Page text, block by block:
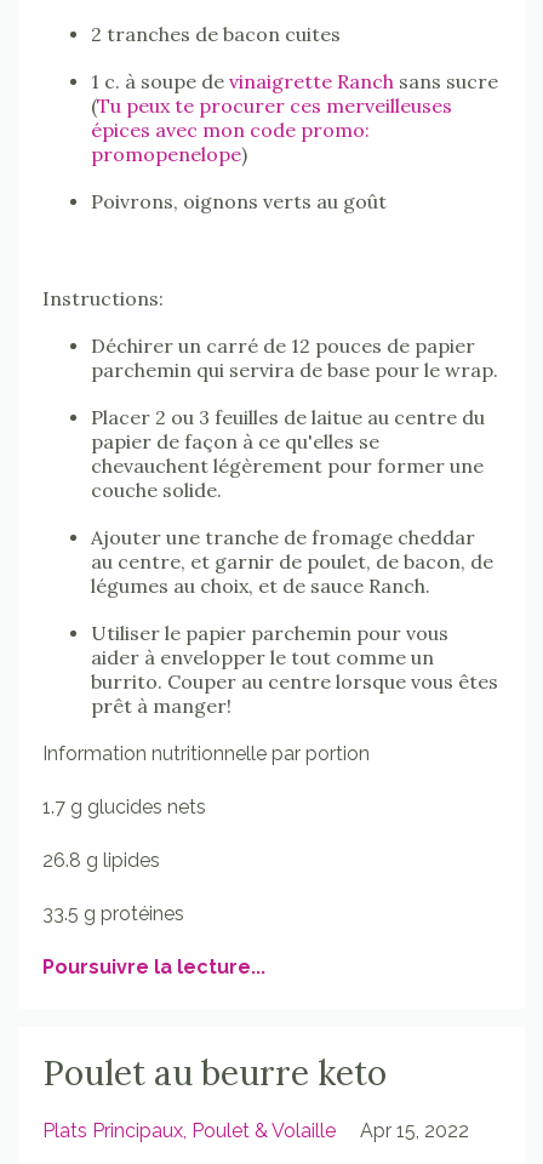
2 tranches de bacon cuites
1 c. à soupe de vinaigrette Ranch sans sucre
(Tu peux te procurer ces merveilleuses
épices avec mon code promo:
promopenelope)
Poivrons, oignons verts au goût
Instructions:
Déchirer un carré de 12 pouces de papier
parchemin qui servira de base pour le wrap.
Placer 2 ou 3 feuilles de laitue au centre du
papier de façon à ce qu'elles se
chevauchent légèrement pour former une
couche solide.
Ajouter une tranche de fromage cheddar
au centre, et garnir de poulet, de bacon, de
légumes au choix, et de sauce Ranch.
Utiliser le papier parchemin pour vous
aider à envelopper le tout comme un
burrito. Couper au centre lorsque vous êtes
prêt à manger!
Information nutritionnelle par portion
1.7 g glucides nets
26.8 g lipides
33.5 g protéines
Poursuivre la lecture...
Poulet au beurre keto
Plats Principaux Poulet & Volaille Apr 15, 2022